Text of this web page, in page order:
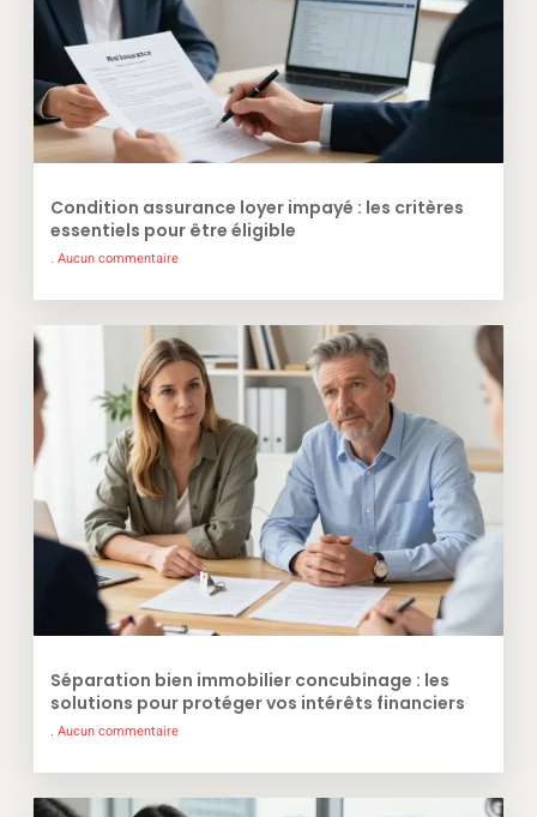
Condition assurance loyer impayé : les critères
essentiels pour être éligible
Aucun commentaire
Séparation bien immobilier concubinage : les
solutions pour protéger vos intérêts financiers
Aucun commentaire